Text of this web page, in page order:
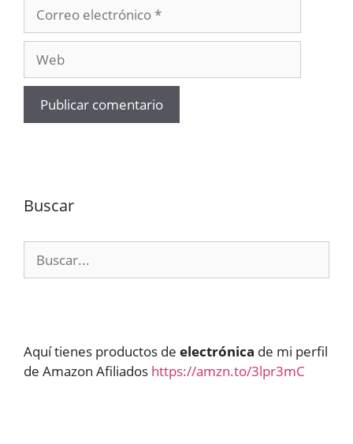
electrónico
Buscar
Aquí tienes productos de electrónica de mi perfil
de Amazon Afiliados https://amzn.to/3lpr3mC